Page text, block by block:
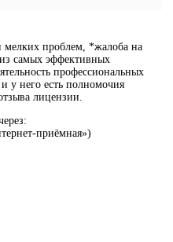
мелких проблем, *жалоба на
самых эффективных
профессиональных
у него есть полномочия
лицензии.
приёмная»)